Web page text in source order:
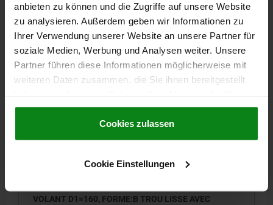
anbieten zu können und die Zugriffe auf unsere Website
zu analysieren. Außerdem geben wir Informationen zu
Ihrer Verwendung unserer Website an unsere Partner für
soziale Medien, Werbung und Analysen weiter. Unsere
Partner führen diese Informationen möglicherweise mit
weiteren Daten zusammen, die Sie ihnen bereitgestellt
gesammelt haben.Cookie Richtlinien
Datenschutz|AGB
Cookies zulassen
Cookie Einstellungen
Référence: 06278-02-140161056
54,28 CHF
hors TVA
DÉTAILS
VOLANT D1=160, FORME:B TROU LISSE AVEC